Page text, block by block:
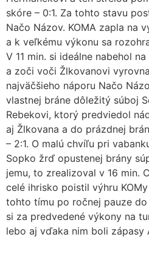
skóre – 0:1. Za tohto stavu
Načo Názov. KOMA zapla na
a k veľkému výkonu sa
V 11 min. si ideálne nabehol
a zoči voči Žlkovanovi
najväčšieho náporu Načo
vlastnej bráne dôležitý súboj
Rebekovi, ktorý predviedol
aj Žlkovana a do prázdnej
– 2:1. O malú chvíľu pri
Sopko žrď opustenej brány
jemu, to zrealizoval v 16 min.
celé ihrisko poistil výhru
tohto tímu po ročnej pauze
si za predvedené výkony na
lebo aj vďaka nim boli zápasy